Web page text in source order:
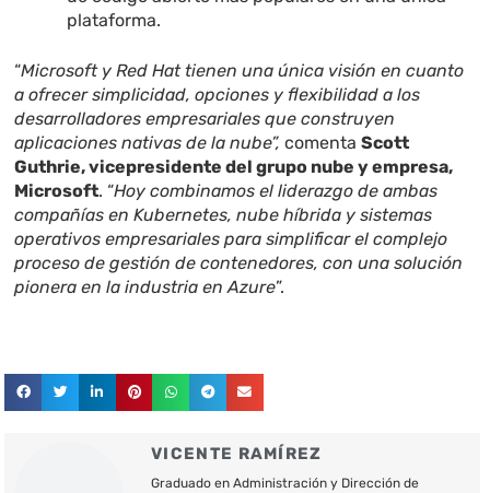
plataforma.
“Microsoft y Red Hat tienen una única visión en cuanto
a ofrecer simplicidad, opciones y flexibilidad a los
desarrolladores empresariales que construyen
aplicaciones nativas de la nube”,comentaScott
Guthrie, vicepresidente del grupo nube y empresa,
Microsoft. “Hoy combinamos el liderazgo de ambas
compañías en Kubernetes, nube híbrida y sistemas
operativos empresariales para simplificar el complejo
proceso de gestión de contenedores, con una solución
pionera en la industria en Azure”.
VICENTE RAMÍREZ
Graduado en Administración y Dirección de